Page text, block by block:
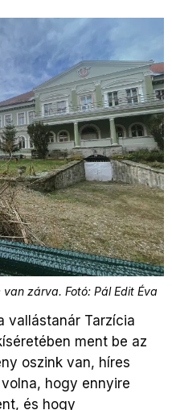
zárva. Fotó: Pál Edit Éva
vallástanár Tarzícia
ment be az
oszink van, híres
hogy ennyire
és hogy